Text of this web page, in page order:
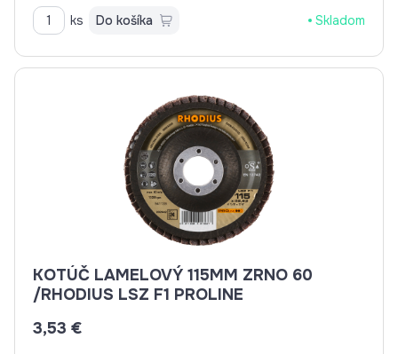
ks Do košíka Skladom
KOTÚČ LAMELOVÝ 115MM ZRNO 60
/RHODIUS LSZ F1 PROLINE
3,53 €